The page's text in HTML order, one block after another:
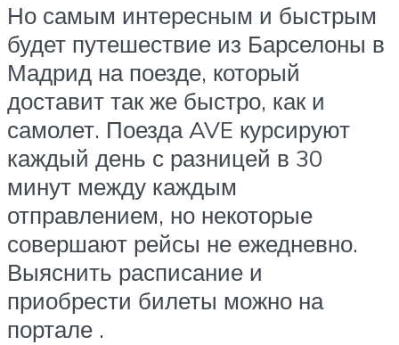
Но самым интересным и быстрым
будет путешествие из Барселоны в
Мадрид на поезде, который
доставит так же быстро, как и
самолет. Поезда AVE курсируют
каждый день с разницей в 30
минут между каждым
отправлением, но некоторые
совершают рейсы не ежедневно.
Выяснить расписание и
приобрести билеты можно на
портале .